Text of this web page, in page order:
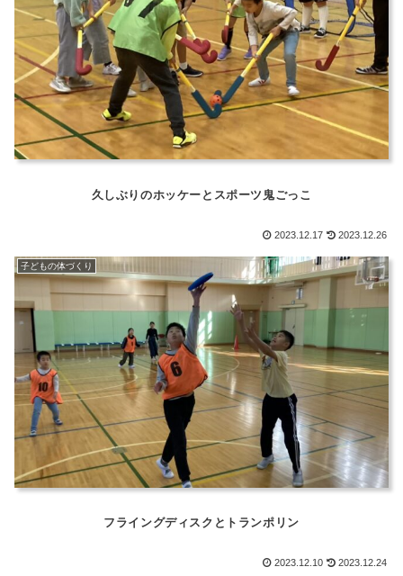
久しぶりのホッケーとスポーツ鬼ごっこ
2023.12.17 2023.12.26
子どもの体づくり
フライングディスクとトランポリン
2023.12.10 2023.12.24